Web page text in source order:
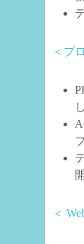
＜プ
＜